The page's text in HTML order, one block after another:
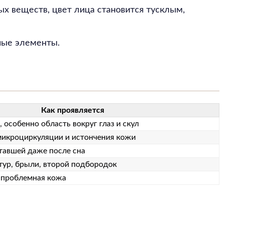
веществ, цвет лица становится тусклым,
элементы.
Как проявляется
область вокруг глаз и скул
и истончения кожи
даже после сна
брыли, второй подбородок
кожа